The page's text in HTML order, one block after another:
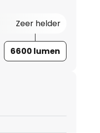
Zeer helder
6600 lumen